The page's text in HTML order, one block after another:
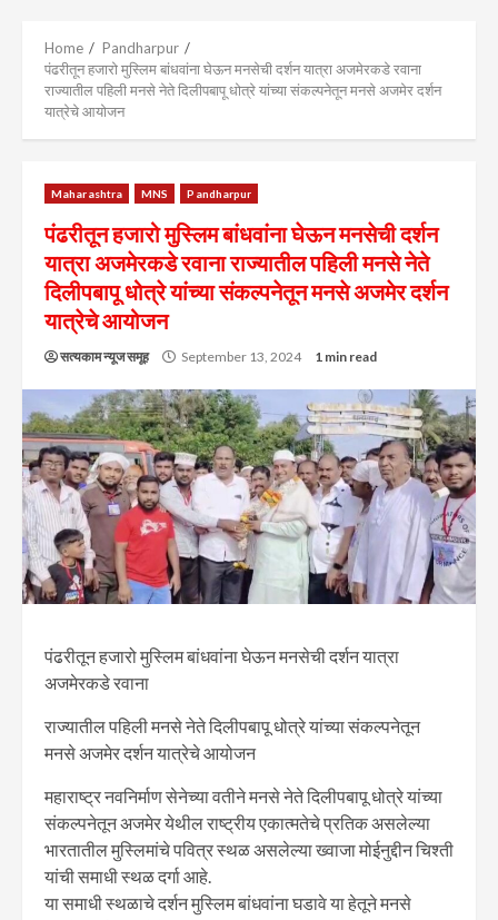
Home
Pandharpur
पंढरीतून हजारो मुस्लिम बांधवांना घेऊन मनसेची दर्शन यात्रा अजमेरकडे रवाना
राज्यातील पहिली मनसे नेते दिलीपबापू धोत्रे यांच्या संकल्पनेतून मनसे अजमेर दर्शन
यात्रेचे आयोजन
Maharashtra MNS Pandharpur
पंढरीतून हजारो मुस्लिम बांधवांना घेऊन मनसेची दर्शन
यात्रा अजमेरकडे रवाना राज्यातील पहिली मनसे नेते
दिलीपबापू धोत्रे यांच्या संकल्पनेतून मनसे अजमेर दर्शन
यात्रेचे आयोजन
सत्यकाम न्यूज समूह September 13, 2024 1 min read
पंढरीतून हजारो मुस्लिम बांधवांना घेऊन मनसेची दर्शन यात्रा
अजमेरकडे रवाना
राज्यातील पहिली मनसे नेते दिलीपबापू धोत्रे यांच्या संकल्पनेतून
मनसे अजमेर दर्शन यात्रेचे आयोजन
महाराष्ट्र नवनिर्माण सेनेच्या वतीने मनसे नेते दिलीपबापू धोत्रे यांच्या
संकल्पनेतून अजमेर येथील राष्ट्रीय एकात्मतेचे प्रतिक असलेल्या
भारतातील मुस्लिमांचे पवित्र स्थळ असलेल्या ख्वाजा मोईनुद्दीन चिश्ती
यांची समाधी स्थळ दर्गा आहे.
या समाधी स्थळाचे दर्शन मुस्लिम बांधवांना घडावे या हेतूने मनसे